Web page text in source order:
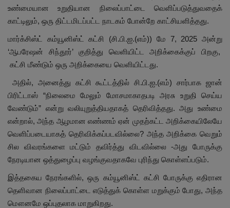
உண்மையான உறுதியான நிலைப்பாட்டை வெளிப்படுத்துவதைக்
காட்டிலும், ஒரு திட்டமிடப்பட்ட நாடகம் போன்றே காட்சியளித்தது.
மார்க்சிஸ்ட் கம்யூனிஸ்ட் கட்சி (சி.பி.ஐ.(எம்)) மே 7, 2025 அன்று
‘ஆபரேஷன் சிந்தூர்’ குறித்து வெளியிட்ட அறிக்கைக்குப் பிறகு,
கட்சி மீண்டும் ஒரு அறிக்கையை வெளியிட்டது.
அதில், அனைத்து கட்சி கூட்டத்தில் சி.பி.ஐ.(எம்) சார்பாக ஜான்
பிரிட்டாஸ் “நிலைமை மேலும் மோசமாகாதபடி அரசு உறுதி செய்ய
வேண்டும்” என்று வலியுறுத்தியதாகத் தெரிவித்தது. அது உண்மை
என்றால், அந்த ஆழமான எண்ணம் ஏன் முதற்கட்ட அறிக்கையிலேயே
வெளிப்படையாகத் தெரிவிக்கப்படவில்லை? அந்த அறிக்கை வெறும்
சில விவரங்களை மட்டும் தவிர்த்து விடவில்லை -அது போருக்கு
நேரடியான ஒத்துழைப்பு வழங்குவதாகவே புரிந்து கொள்ளப்படும்.
இத்தகைய நேரங்களில், ஒரு கம்யூனிஸ்ட் கட்சி போருக்கு எதிரான
தெளிவான நிலைப்பாட்டை எடுத்துக் கொள்ள மறுக்கும் போது, அந்த
மௌனமே ஒப்புதலாக மாறுகிறது.